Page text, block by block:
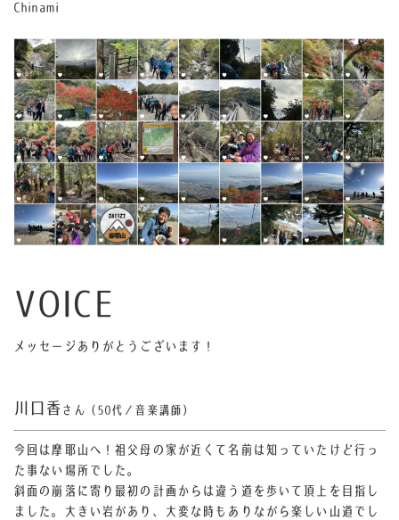
Chinami
VOICE
メッセージありがとうございます！
川口香 さん（50代／音楽講師）
今回は摩耶山へ！ 祖父母の家が近くて名前は知っていたけど行っ
た事ない場所でした。
斜面の崩落に寄り最初の計画からは違う道を歩いて頂上を目指し
ました。大きい岩があり、大変な時もありながら楽しい山道でし